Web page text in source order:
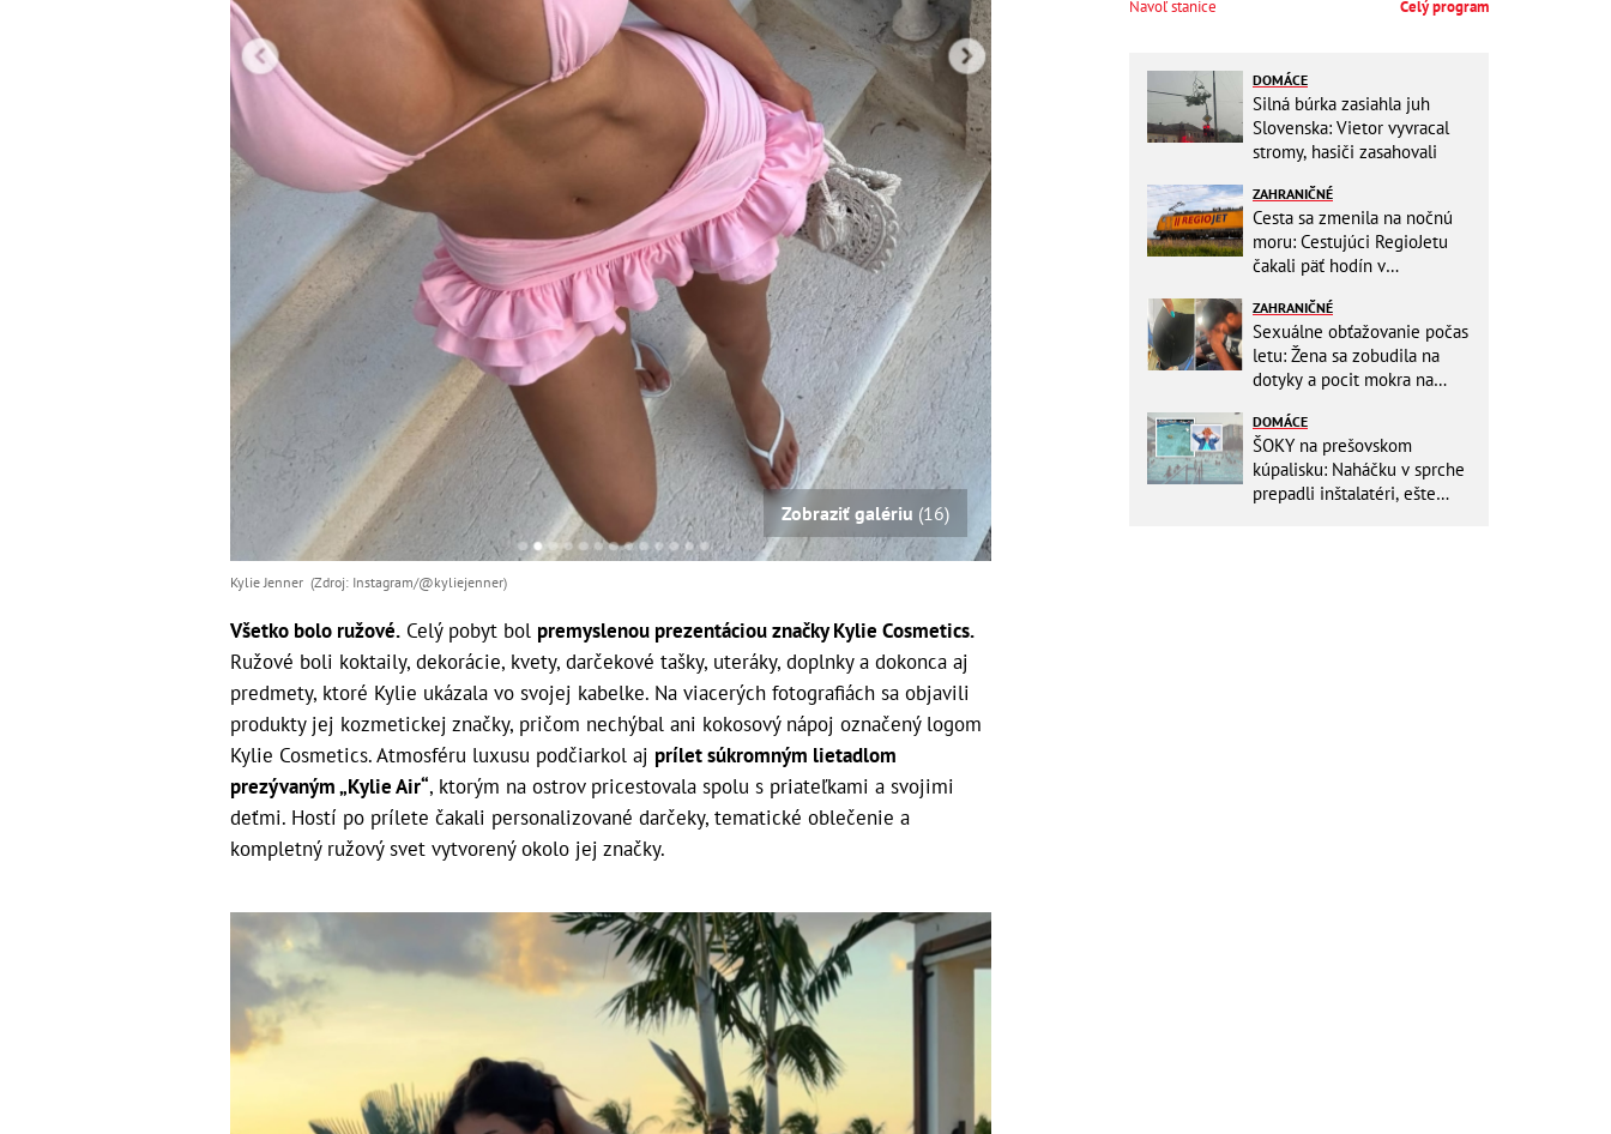
Zobraziť galériu (16)
Kylie Jenner (Zdroj: Instagram/@kyliejenner)
Všetko bolo ružové. Celý pobyt bol premyslenou prezentáciou značky Kylie Cosmetics.
Ružové boli koktaily, dekorácie, kvety, darčekové tašky, uteráky, doplnky a dokonca aj
predmety, ktoré Kylie ukázala vo svojej kabelke. Na viacerých fotografiách sa objavili
produkty jej kozmetickej značky, pričom nechýbal ani kokosový nápoj označený logom
Kylie Cosmetics. Atmosféru luxusu podčiarkol aj prílet súkromným lietadlom
prezývaným „Kylie Air“, ktorým na ostrov pricestovala spolu s priateľkami a svojimi
deťmi. Hostí po prílete čakali personalizované darčeky, tematické oblečenie a
kompletný ružový svet vytvorený okolo jej značky.
Navoľ stanice Celý program
DOMÁCE
Silná búrka zasiahla juh
Slovenska: Vietor vyvracal
stromy, hasiči zasahovali
ZAHRANIČNÉ
Cesta sa zmenila na nočnú
moru: Cestujúci RegioJetu
čakali päť hodín v
lokomotíva
ZAHRANIČNÉ
Sexuálne obťažovanie počas
letu: Žena sa zobudila na
dotyky a pocit mokra na
priznal
DOMÁCE
ŠOKY na prešovskom
kúpalisku: Naháčku v sprche
prepadli inštalatéri, ešte